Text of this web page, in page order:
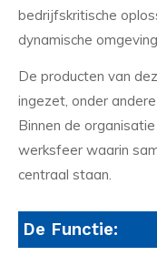
bedrijfskritische
dynamische
De producten van
ingezet, onder
Binnen de
werksfeer waarin
centraal staan.
De Functie: